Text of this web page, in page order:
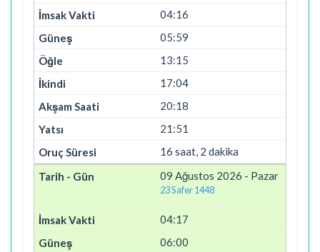
04:16
05:59
13:15
17:04
20:18
21:51
16 saat, 2 dakika
09 Ağustos 2026 - Pazar
23 Safer 1448
04:17
06:00